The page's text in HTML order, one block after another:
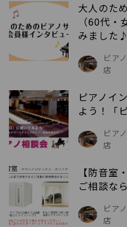
大人のた
（60代
みました♪
ピア
店
ピアノイ
よう！「
ピア
店
【防音室
ご相談な
ピア
店